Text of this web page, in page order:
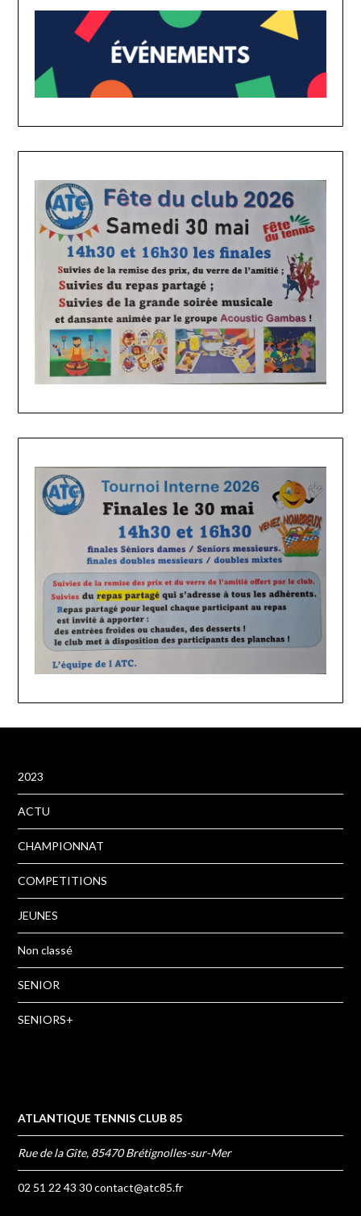
2023
ACTU
CHAMPIONNAT
COMPETITIONS
JEUNES
Non classé
SENIOR
SENIORS+
ATLANTIQUE TENNIS CLUB 85
Rue de la Gîte, 85470 Brétignolles-sur-Mer
02 51 22 43 30contact@atc85.fr